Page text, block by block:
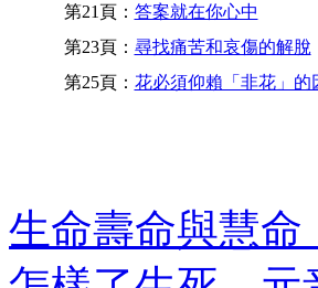
第21頁： 答案就在你心中
第23頁： 尋找痛苦和哀傷的解脫
第25頁： 花必須仰賴「非花」的
生命壽命與慧